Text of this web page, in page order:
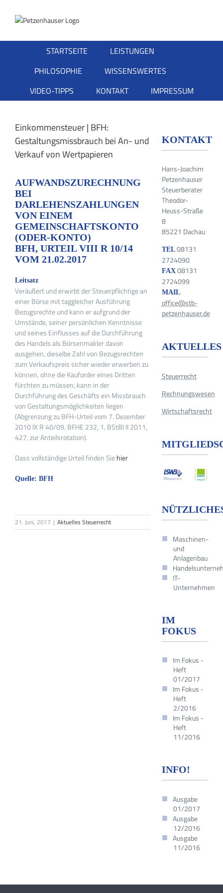
Inhalt
springen
STARTSEITE
LEISTUNGEN
PHILOSOPHIE
WISSENSWERTES
VIDEO-TIPPS
KONTAKT IMPRESSUM
Einkommensteuer | BFH:
Gestaltungsmissbrauch bei An- und
Verkauf von Wertpapieren
AUFWANDSZURECHNUNG
BEI
DARLEHENSZAHLUNGEN
VON EINEM
GEMEINSCHAFTSKONTO
(ODER-KONTO)
BFH, URTEIL VIII R 10/14
VOM 21.02.2017
Leitsatz
Veräußert und erwirbt der Steuerpflichtige an
einer Börse mit taggleicher Ausführung
Bezugsrechte und kann er aufgrund der
Umstände, seiner persönlichen Kenntnisse
und seines Einflusses auf die Durchführung
des Handels als Börsenmakler davon
ausgehen, dieselbe Zahl von Bezugsrechten
zum Verkaufspreis sicher wieder erwerben zu
können, ohne die Kauforder eines Dritten
fürchten zu müssen, kann in der
Durchführung des Geschäfts ein Missbrauch
von Gestaltungsmöglichkeiten liegen
(Abgrenzung zu BFH-Urteil vom 7. Dezember
2010 IX R 40/09, BFHE 232, 1, BStBl II 2011,
427, zur Anteilsrotation).
Dass vollständige Urteil finden Siehier
Quelle: BFH
21. Juni, 2017 | Aktuelles Steuerrecht
KONTAKT
Hans-Joachim
Petzenhauser
Steuerberater
Theodor-
Heuss-Straße
8
85221 Dachau
TEL08131
2724090
FAX08131
2724099
MAIL
office@stb-
petzenhauser.de
AKTUELLES
Steuerrecht
Rechnungswesen
Wirtschaftsrecht
Maschinen-
und
Anlagenbau
IT-
Unternehmen
IM
FOKUS
Im Fokus -
Heft
01/2017
Im Fokus -
Heft
2/2016
Im Fokus -
Heft
11/2016
INFO!
Ausgabe
01/2017
Ausgabe
12/2016
Ausgabe
11/2016